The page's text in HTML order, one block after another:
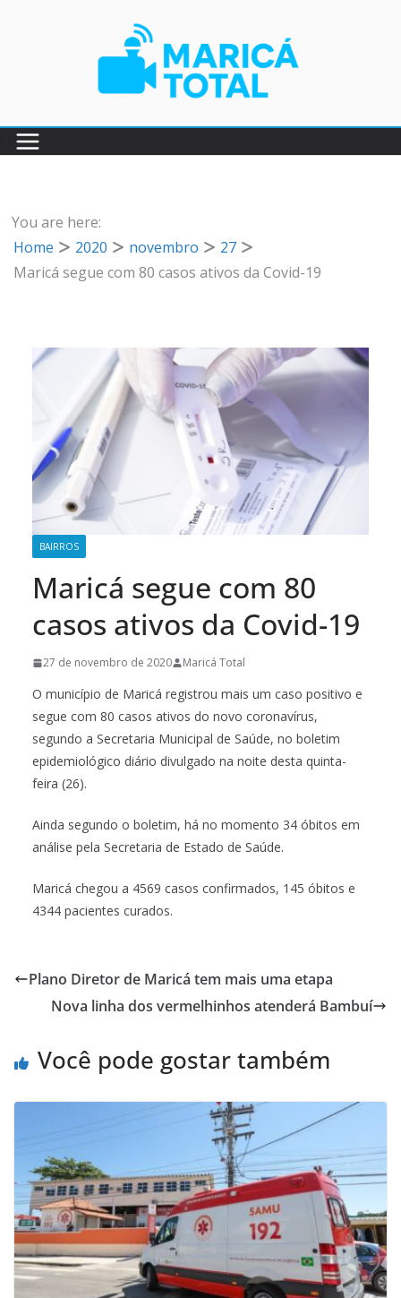
You are here:
Home
2020 novembro
27
Maricá segue com 80 casos ativos da Covid-19
BAIRROS
Maricá segue com 80
casos ativos da Covid-19
27 de novembro de 2020 Maricá Total
O município de Maricá registrou mais um caso positivo e
segue com 80 casos ativos do novo coronavírus,
segundo a Secretaria Municipal de Saúde, no boletim
epidemiológico diário divulgado na noite desta quinta-
feira (26).
Ainda segundo o boletim, há no momento 34 óbitos em
análise pela Secretaria de Estado de Saúde.
Maricá chegou a 4569 casos confirmados, 145 óbitos e
4344 pacientes curados.
Plano Diretor de Maricá tem mais uma etapa
Nova linha dos vermelhinhos atenderá Bambuí
Você pode gostar também